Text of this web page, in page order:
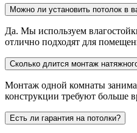
Можно ли установить потолок в
Да. Мы используем
отлично подходят для
Сколько длится монтаж
Монтаж одной комнаты
конструкции требуют больше
Есть ли гарантия на потолки?